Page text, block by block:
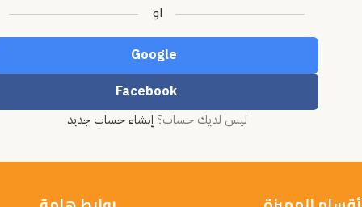
او
Google
Facebook
ليس لديك حساب؟ إنشاء حساب جديد